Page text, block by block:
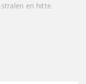
en hitte.
aan op droog
droogt en fixeert.